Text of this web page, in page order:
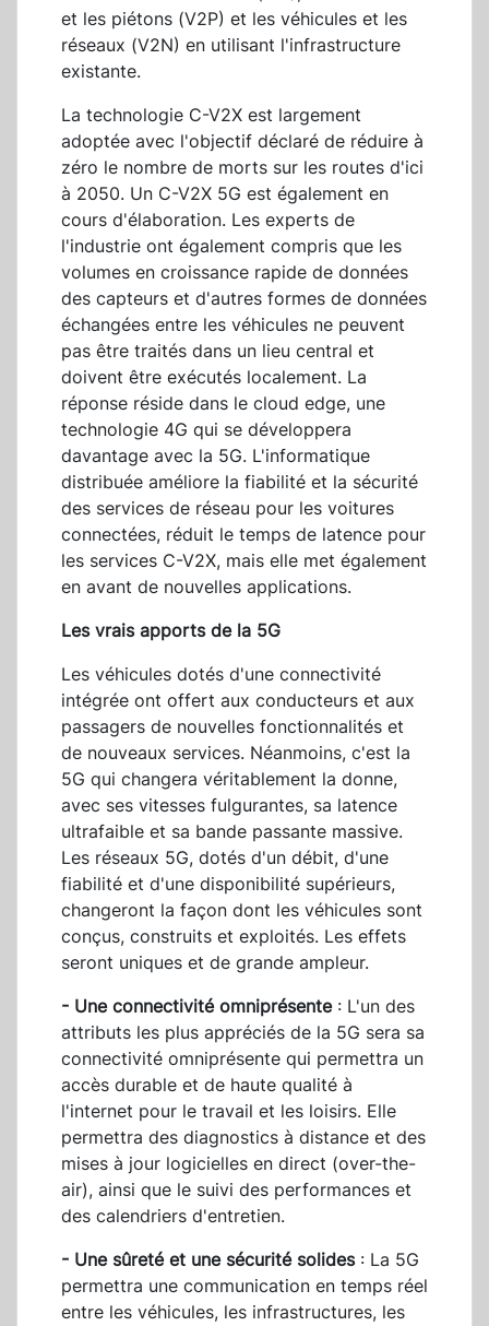
et les piétons (V2P) et les véhicules et les
réseaux (V2N) en utilisant l'infrastructure
existante.
La technologie C-V2X est largement
adoptée avec l'objectif déclaré de réduire à
zéro le nombre de morts sur les routes d'ici
à 2050. Un C-V2X 5G est également en
cours d'élaboration. Les experts de
l'industrie ont également compris que les
volumes en croissance rapide de données
des capteurs et d'autres formes de données
échangées entre les véhicules ne peuvent
pas être traités dans un lieu central et
doivent être exécutés localement. La
réponse réside dans le cloud edge, une
technologie 4G qui se développera
davantage avec la 5G. L'informatique
distribuée améliore la fiabilité et la sécurité
des services de réseau pour les voitures
connectées, réduit le temps de latence pour
les services C-V2X, mais elle met également
en avant de nouvelles applications.
Les vrais apports de la 5G
Les véhicules dotés d'une connectivité
intégrée ont offert aux conducteurs et aux
passagers de nouvelles fonctionnalités et
de nouveaux services. Néanmoins, c'est la
5G qui changera véritablement la donne,
avec ses vitesses fulgurantes, sa latence
ultrafaible et sa bande passante massive.
Les réseaux 5G, dotés d'un débit, d'une
fiabilité et d'une disponibilité supérieurs,
changeront la façon dont les véhicules sont
conçus, construits et exploités. Les effets
seront uniques et de grande ampleur.
- Une connectivité omniprésente: L'un des
attributs les plus appréciés de la 5G sera sa
connectivité omniprésente qui permettra un
accès durable et de haute qualité à
l'internet pour le travail et les loisirs. Elle
permettra des diagnostics à distance et des
mises à jour logicielles en direct (over-the-
air), ainsi que le suivi des performances et
des calendriers d'entretien.
- Une sûreté et une sécurité solides: La 5G
permettra une communication en temps réel
entre les véhicules, les infrastructures, les